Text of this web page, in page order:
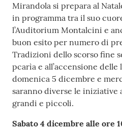
R
a
g
a
n
e
l
l
a
Mirandola si prepara al
in programma tra il suo
l’Auditorium Montalcini e
buon esito per numero di
Tradizioni dello scorso fine
pcarìa e all’accensione delle
domenica 5 dicembre e
saranno diverse le iniziative
grandi e piccoli.
Sabato 4 dicembre alle ore